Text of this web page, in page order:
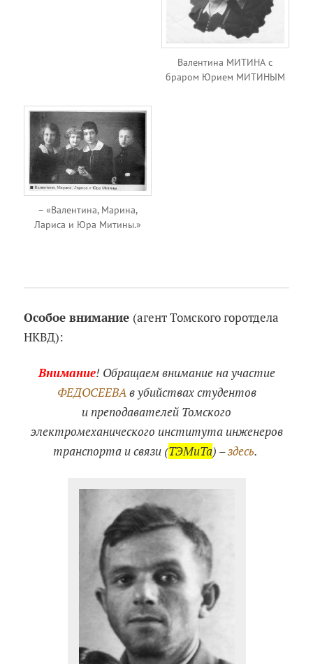
Валентина МИТИНА с
браром Юрием МИТИНЫМ
– «Валентина, Марина,
Лариса и Юра Митины.»
Особое внимание (агент Томского горотдела
НКВД):
Внимание! Обращаем внимание на участие
ФЕДОСЕЕВАв убийствах студентов
и преподавателей Томского
электромеханического института инженеров
транспорта и связи (ТЭМиТа) –здесь.